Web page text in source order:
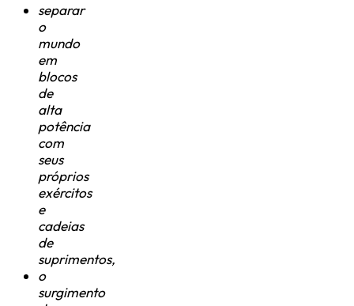
separar
o
mundo
em
blocos
de
alta
potência
com
seus
próprios
exércitos
e
cadeias
de
suprimentos,
o
surgimento